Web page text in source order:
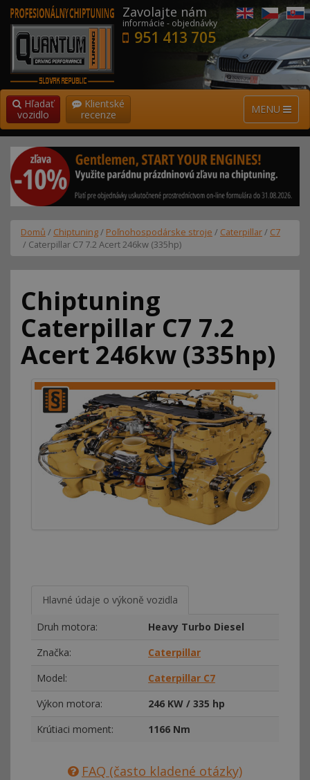
Zavolajte nám
informácie - objednávky
951 413 705
MENU
Hľadať
vozidlo
Klientské
recenze
Domů / Chiptuning/ Poľnohospodárske stroje / Caterpillar/ C7
/ Caterpillar C7 7.2 Acert 246kw (335hp)
Chiptuning
Caterpillar C7 7.2
Acert 246kw (335hp)
Hlavné údaje o výkoně vozidla
Druh motora:
Heavy Turbo Diesel
Značka:
Caterpillar
Model:
Caterpillar C7
Výkon motora:
246 KW / 335 hp
Krútiaci moment:
1166 Nm
FAQ (často kladené otázky)